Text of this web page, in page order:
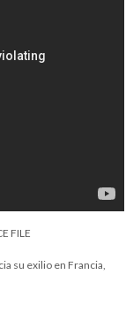
FILE
su exilio en Francia,